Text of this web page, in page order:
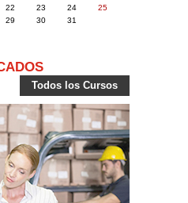
22 23 24
25
29 30 31
Todos los Cursos